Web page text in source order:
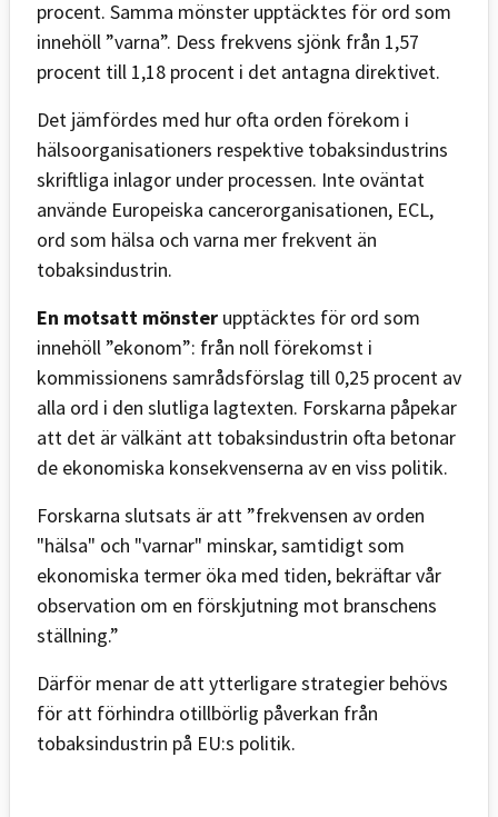
procent. Samma mönster upptäcktes för ord som
innehöll ”varna”. Dess frekvens sjönk från 1,57
procent till 1,18 procent i det antagna direktivet.
Det jämfördes med hur ofta orden förekom i
hälsoorganisationers respektive tobaksindustrins
skriftliga inlagor under processen. Inte oväntat
använde Europeiska cancerorganisationen, ECL,
ord som hälsa och varna mer frekvent än
tobaksindustrin.
En motsatt mönster upptäcktes för ord som
innehöll ”ekonom”: från noll förekomst i
kommissionens samrådsförslag till 0,25 procent av
alla ord i den slutliga lagtexten. Forskarna påpekar
att det är välkänt att tobaksindustrin ofta betonar
de ekonomiska konsekvenserna av en viss politik.
Forskarna slutsats är att ”frekvensen av orden
"hälsa" och "varnar" minskar, samtidigt som
ekonomiska termer öka med tiden, bekräftar vår
observation om en förskjutning mot branschens
ställning.”
Därför menar de att ytterligare strategier behövs
för att förhindra otillbörlig påverkan från
tobaksindustrin på EU:s politik.